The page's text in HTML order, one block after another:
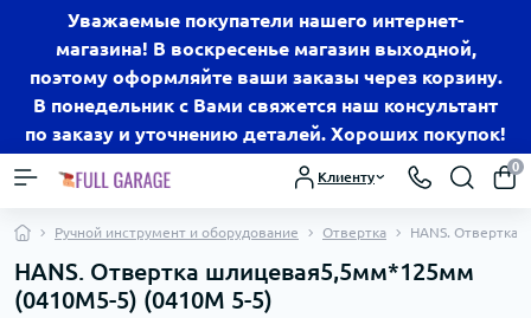
Уважаемые покупатели нашего интернет-
магазина! В воскресенье магазин выходной,
поэтому оформляйте ваши заказы через корзину.
В понедельник с Вами свяжется наш консультант
по заказу и уточнению деталей. Хороших покупок!
Клиенту
0
Ручной инструмент и оборудование Отвертка HANS.
HANS. Отвертка шлицевая5,5мм*125мм
(0410M5-5) (0410М 5-5)